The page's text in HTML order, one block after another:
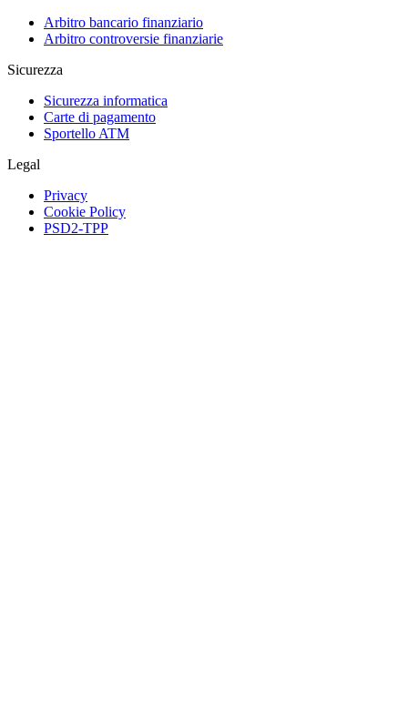
Arbitro bancario finanziario
Arbitro controversie finanziarie
Sicurezza
Sicurezza informatica
Carte di pagamento
Sportello ATM
Legal
Privacy
Cookie Policy
PSD2-TPP